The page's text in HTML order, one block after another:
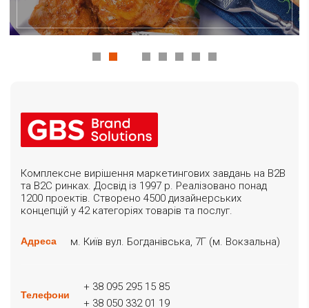
Комплексне вирішення маркетингових завдань на B2B
та B2C ринках. Досвід із 1997 р. Реалізовано понад
1200 проектів. Створено 4500 дизайнерських
концепцій у 42 категоріях товарів та послуг.
Адреса м. Київ вул. Богданівська, 7Г (м. Вокзальна)
Телефони
+ 38 095 295 15 85
+ 38 050 332 01 19